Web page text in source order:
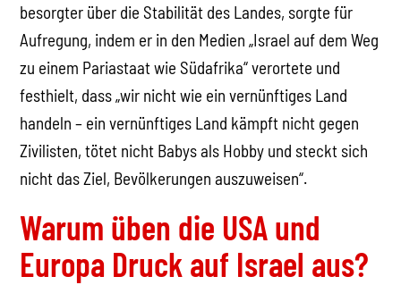
besorgter über die Stabilität des Landes, sorgte für
Aufregung, indem er in den Medien „Israel auf dem Weg
zu einem Pariastaat wie Südafrika“ verortete und
festhielt, dass „wir nicht wie ein vernünftiges Land
handeln – ein vernünftiges Land kämpft nicht gegen
Zivilisten, tötet nicht Babys als Hobby und steckt sich
nicht das Ziel, Bevölkerungen auszuweisen“.
Warum üben die USA und
Europa Druck auf Israel aus?